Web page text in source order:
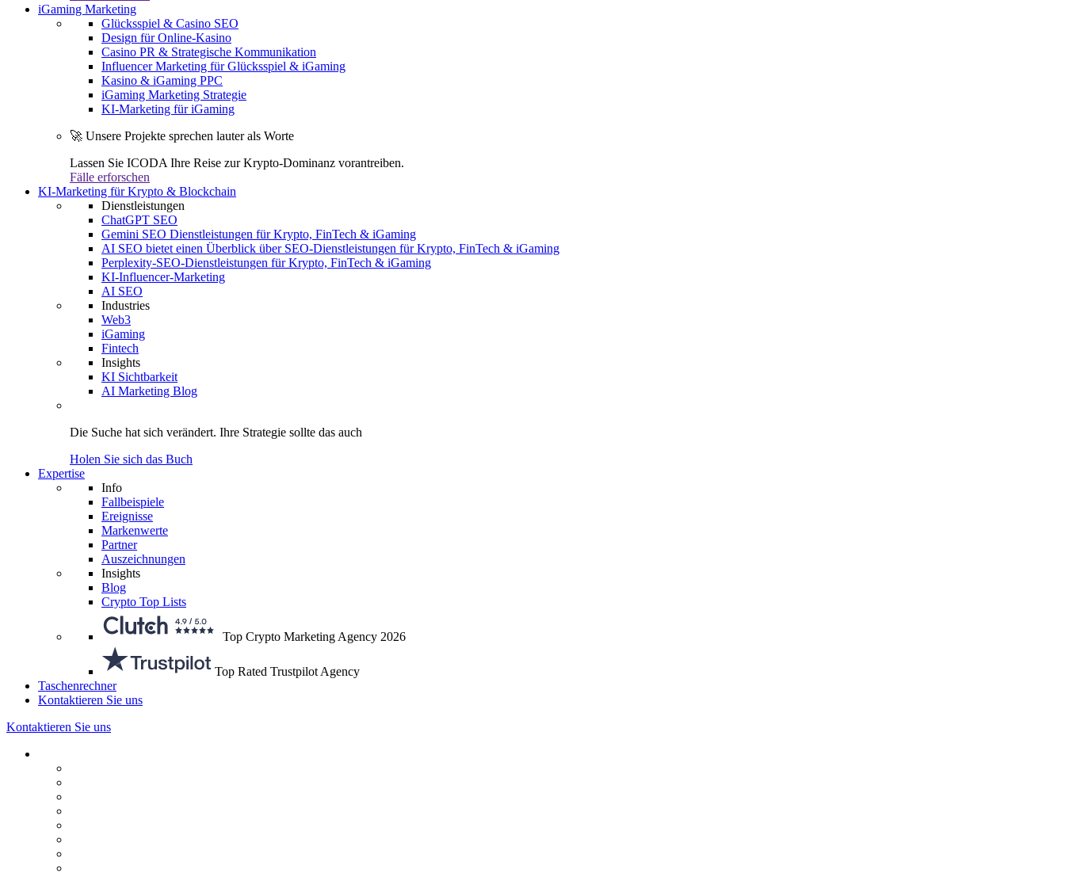
iGaming Marketing
Glücksspiel & Casino SEO
Design für Online-Kasino
Casino PR & Strategische Kommunikation
Influencer Marketing für Glücksspiel & iGaming
Kasino & iGaming PPC
iGaming Marketing Strategie
KI-Marketing für iGaming
🚀 Unsere Projekte sprechen lauter als Worte
Lassen Sie ICODA Ihre Reise zur Krypto-Dominanz vorantreiben.
Fälle erforschen
KI-Marketing für Krypto & Blockchain
Dienstleistungen
ChatGPT SEO
Gemini SEO Dienstleistungen für Krypto, FinTech & iGaming
AI SEO bietet einen Überblick über SEO-Dienstleistungen für Krypto, FinTech & iGaming
Perplexity-SEO-Dienstleistungen für Krypto, FinTech & iGaming
KI-Influencer-Marketing
AI SEO
Industries
Web3
iGaming
Fintech
Insights
KI Sichtbarkeit
AI Marketing Blog
Die Suche hat sich verändert. Ihre Strategie sollte das auch
Holen Sie sich das Buch
Expertise
Info
Fallbeispiele
Ereignisse
Markenwerte
Partner
Auszeichnungen
Insights
Blog
Crypto Top Lists
Top Crypto Marketing Agency 2026
Top Rated Trustpilot Agency
Taschenrechner
Kontaktieren Sie uns
Kontaktieren Sie uns